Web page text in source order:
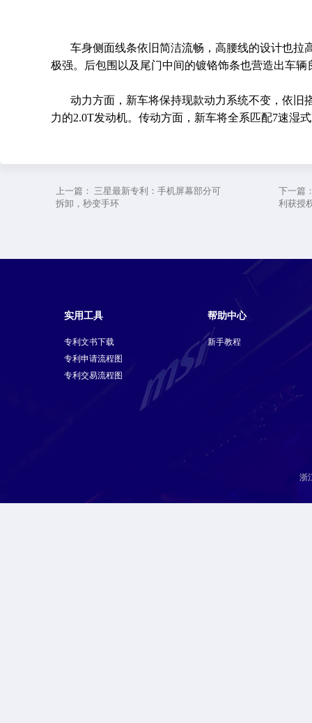
车身侧面线条依旧简洁流畅，高腰线的设计也拉
极强。后包围以及尾门中间的镀铬饰条也营造出车辆
动力方面，新车将保持现款动力系统不变，依旧
力的2.0T发动机。传动方面，新车将全系匹配7速湿
上一篇： 三星最新专利：手机屏幕部分可
拆卸，秒变手环
下一篇
利获授
实用工具
专利文书下载
专利申请流程图
专利交易流程图
帮助中心
新手教程
浙